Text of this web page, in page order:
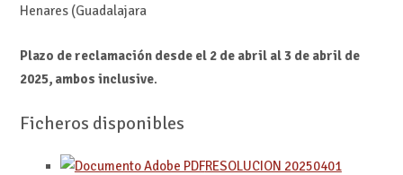
Henares (Guadalajara
Plazo de reclamación desde el 2 de abril al 3 de abril de
2025, ambos inclusive.
Ficheros disponibles
RESOLUCION 20250401